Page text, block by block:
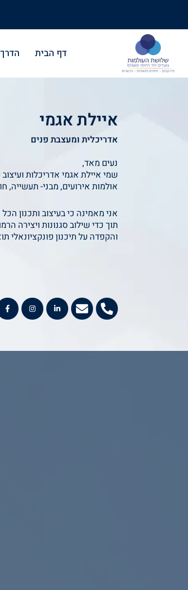
דף הבית
איילת אגמי
אדריכלית ומעצבת פנים
נעים מאד,
שמי איילת אגמי אדריכלות
אולמות אירועים, מבני- תעשייה,
אני מאמינה כי בעיצוב ותכנון
תוך כדי שילוב סגנונות ויצירה
והקפדה על תיכנון פונקציונאלי
P
h
e
E
n
l